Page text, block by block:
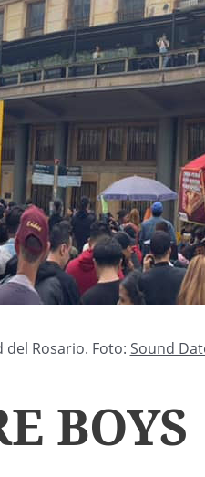
del Rosario. Foto: Sound
BOYS